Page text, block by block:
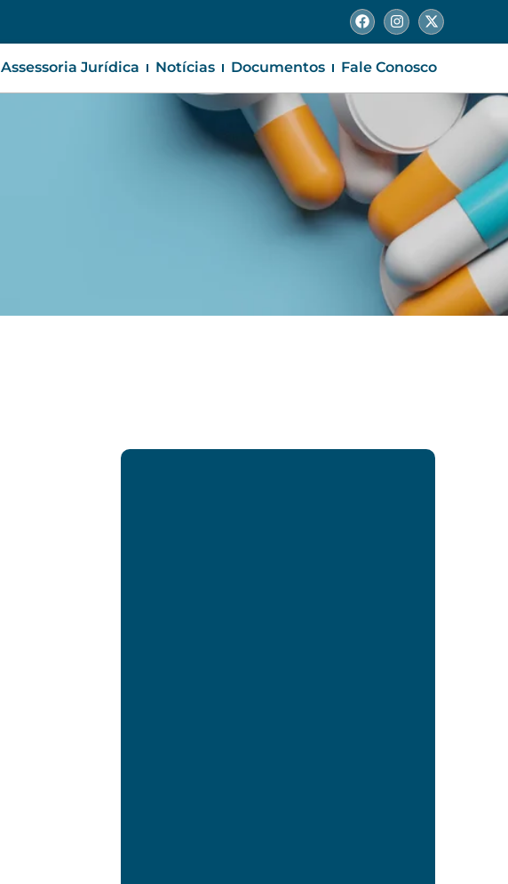
Assessoria Jurídica Notícias Documentos Fale Conosco